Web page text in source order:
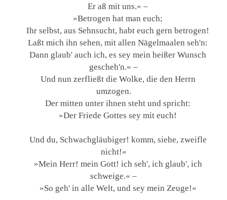
Er aß mit uns.« –
»Betrogen hat man euch;
Ihr selbst, aus Sehnsucht, habt euch gern betrogen!
Laßt mich ihn sehen, mit allen Nägelmaalen seh'n:
Dann glaub' auch ich, es sey mein heißer Wunsch
gescheh'n.« –
Und nun zerfließt die Wolke, die den Herrn
umzogen.
Der mitten unter ihnen steht und spricht:
»Der Friede Gottes sey mit euch!
Und du, Schwachgläubiger! komm, siehe, zweifle
nicht!«
»Mein Herr! mein Gott! ich seh', ich glaub', ich
schweige.« –
»So geh' in alle Welt, und sey mein Zeuge!«